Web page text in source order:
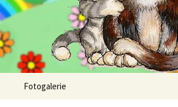
Fotogalerie